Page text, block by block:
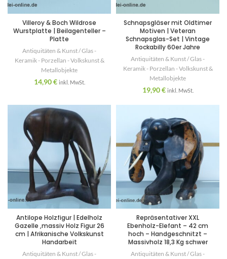
Villeroy & Boch Wildrose
Wurstplatte | Beilagenteller –
Platte
Antiquitäten & Kunst / Glas -
Keramik - Porzellan - Volkskunst &
Metallobjekte
14,90€ inkl. MwSt.
Schnapsgläser mit Oldtimer
Motiven | Veteran
Schnapsglas-Set | Vintage
Rockabilly 60er Jahre
Antiquitäten & Kunst / Glas -
Keramik - Porzellan - Volkskunst &
Metallobjekte
19,90€ inkl. MwSt.
Antilope Holzfigur | Edelholz
Gazelle ,massiv Holz Figur 26
cm | Afrikanische Volkskunst
Handarbeit
Antiquitäten & Kunst / Glas -
Repräsentativer XXL
Ebenholz-Elefant – 42 cm
hoch – Handgeschnitzt –
Massivholz 18,3 Kg schwer
Antiquitäten & Kunst / Glas -